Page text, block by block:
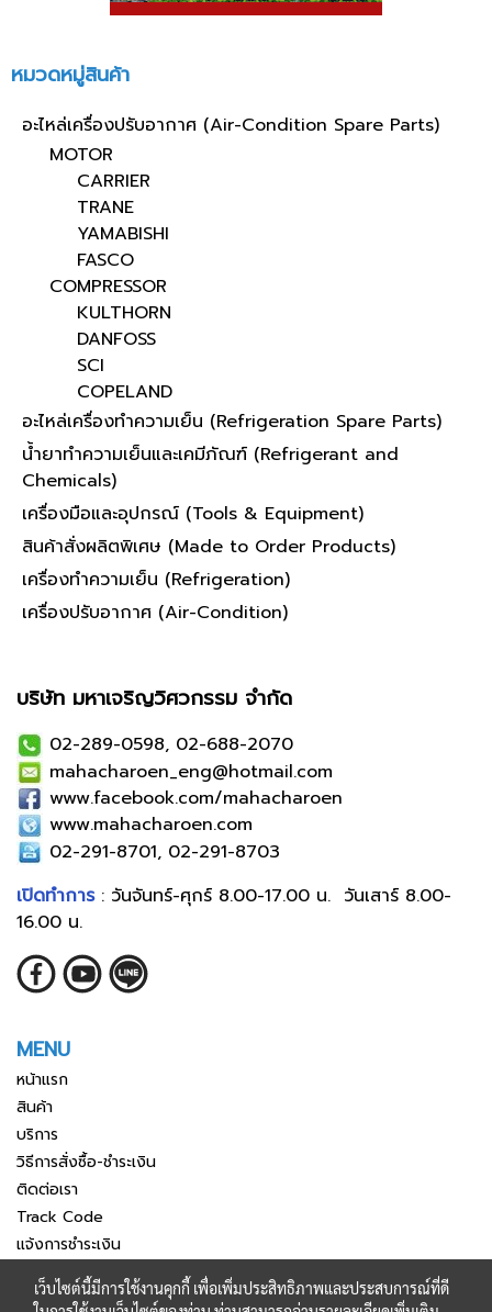
หมวดหมู่สินค้า
อะไหล่เครื่องปรับอากาศ (Air-Condition Spare Parts)
MOTOR
CARRIER
TRANE
YAMABISHI
FASCO
COMPRESSOR
KULTHORN
DANFOSS
SCI
COPELAND
อะไหล่เครื่องทำความเย็น (Refrigeration Spare Parts)
น้ำยาทำความเย็นและเคมีภัณฑ์ (Refrigerant and
Chemicals)
เครื่องมือและอุปกรณ์ (Tools & Equipment)
สินค้าสั่งผลิตพิเศษ (Made to Order Products)
เครื่องทำความเย็น (Refrigeration)
เครื่องปรับอากาศ (Air-Condition)
บริษัท มหาเจริญวิศวกรรม จำกัด
02-289-0598, 02-688-2070
mahacharoen_eng@hotmail.com
www.facebook.com/mahacharoen
www.mahacharoen.com
02-291-8701, 02-291-8703
เปิดทำการ: วันจันทร์-ศุกร์ 8.00-17.00 น. วันเสาร์ 8.00-
16.00 น.
MENU
หน้าแรก
สินค้า
บริการ
วิธีการสั่งซื้อ-ชำระเงิน
ติดต่อเรา
Track Code
แจ้งการชำระเงิน
เว็บไซต์นี้มีการใช้งานคุกกี้ เพื่อเพิ่มประสิทธิภาพและประสบการณ์ที่ดี